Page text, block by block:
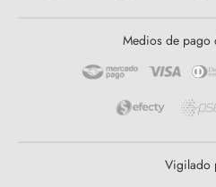
Medios de pago
Vigilado